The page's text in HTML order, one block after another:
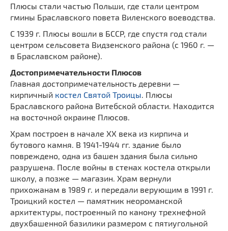
Плюсы стали частью Польши, где стали центром
гмины Браславского повета Виленского воеводства.
С 1939 г. Плюсы вошли в БССР, где спустя год стали
центром сельсовета Видзенского района (с 1960 г. —
в Браславском районе).
Достопримечательности Плюсов
Главная достопримечательность деревни —
кирпичный костел Святой Троицы . Плюсы
Браславского района Витебской области. Находится
на восточной окраине Плюсов.
Храм построен в начале ХХ века из кирпича и
бутового камня. В 1941-1944 гг. здание было
повреждено, одна из башен здания была сильно
разрушена. После войны в стенах костела открыли
школу, а позже — магазин. Храм вернули
прихожанам в 1989 г. и передали верующим в 1991 г.
Троицкий костел — памятник неороманской
архитектуры, построенный по канону трехнефной
двухбашенной базилики размером с пятиугольной